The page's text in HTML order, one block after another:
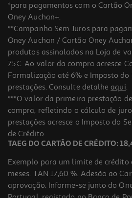
Calculadora Evo Texas Preto Ti-84
159.99 €/un
159,99 €
*para pagamentos com o Cartão
Oney Auchan+.
**Campanha Sem Juros para
Oney Auchan / Cartão Oney
produtos assinalados na Loja de
75€. Ao valor da compra acresce
Formalização até 6% e Imposto do
prestações. Consulte detalhe aqui.
***O valor da primeira prestação
compra, refletindo o cálculo de
prestações acresce o Imposto do
de Crédito.
TAEG DO CARTÃO DE CRÉDITO:
Exemplo para um limite de crédito
meses. TAN 17,60 %. Adesão ao
aprovação. Informe-se junto do